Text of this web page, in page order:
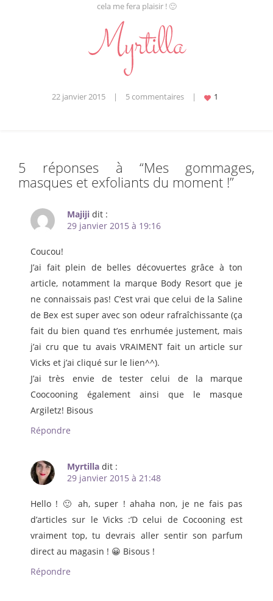
cela me fera plaisir ! 🙂
22 janvier 2015 | 5 commentaires |
5 réponses à “Mes gommages,
masques et exfoliants du moment !”
Majiji dit :
29 janvier 2015 à 19:16
Coucou!
J’ai fait plein de belles décovuertes grâce à ton
article, notamment la marque Body Resort que je
ne connaissais pas! C’est vrai que celui de la Saline
de Bex est super avec son odeur rafraîchissante (ça
fait du bien quand t’es enrhumée justement, mais
j’ai cru que tu avais VRAIMENT fait un article sur
Vicks et j’ai cliqué sur le lien^^).
J’ai très envie de tester celui de la marque
Coocooning également ainsi que le masque
Argiletz! Bisous
Répondre
Myrtilla dit :
29 janvier 2015 à 21:48
Hello ! 🙂 ah, super ! ahaha non, je ne fais pas
d’articles sur le Vicks :’D celui de Cocooning est
vraiment top, tu devrais aller sentir son parfum
direct au magasin ! 😀 Bisous !
Répondre